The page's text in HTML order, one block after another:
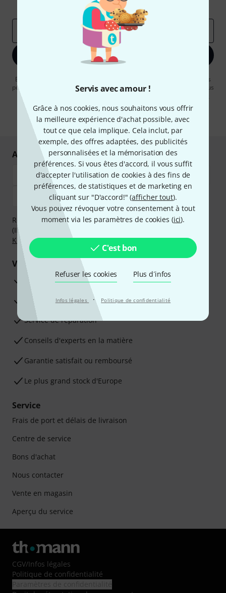
Servis avec amour !
Grâce à nos cookies, nous souhaitons vous offrir
la meilleure expérience d'achat possible, avec
tout ce que cela implique. Cela inclut, par
exemple, des offres adaptées, des publicités
personnalisées et la mémorisation des
préférences. Si vous êtes d'accord, il vous suffit
d'accepter l'utilisation de cookies à des fins de
préférences, de statistiques et de marketing en
cliquant sur "D'accord!" (afficher tout).
Vous pouvez révoquer votre consentement à tout
moment via les paramètres de cookies (ici).
C'est bon
Refuser les cookies Plus d´infos
Infos légales · Politique de confidentialité
Articles inspirants
Deals
S'inscrire maintenant
En cliquant sur "S'inscrire maintenant", vous acceptez de recevoir des
publicités par e-mail. La désinscription est possible à tout moment. Vous
pouvez trouver plus d'informations à ce sujet dans notre
.
* Requis
Achetez et payez en toute sécurité
Réglez de manière sûre et sécurisée par Virement
(IBAN/BIC), PayPal, Amazon Pay,
Klarna Payer en 3 foisou Carte de crédit.
Vos avantages
Ga­ran­tie Thomann 3 ans
Garantie 30 jours satisfait ou remboursé
Service de réparation
Conseils d'experts en la matière
Garantie satisfait ou remboursé
Le plus grand stock d'Europe
Service
Frais de port et délais de livraison
Centre de service
Bons d'achat
Nous contacter
Vente en magasin
Aperçu du service
CGV/Infos légales
Politique de confidentialité